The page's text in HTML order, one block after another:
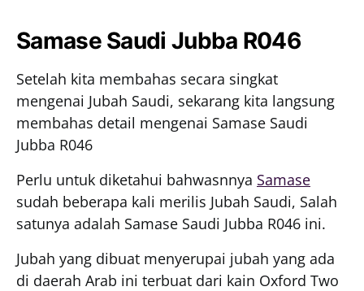
Samase Saudi Jubba R046
Setelah kita membahas secara singkat
mengenai Jubah Saudi, sekarang kita langsung
membahas detail mengenai Samase Saudi
Jubba R046
Perlu untuk diketahui bahwasnnya Samase
sudah beberapa kali merilis Jubah Saudi, Salah
satunya adalah Samase Saudi Jubba R046 ini.
Jubah yang dibuat menyerupai jubah yang ada
di daerah Arab ini terbuat dari kain Oxford Two